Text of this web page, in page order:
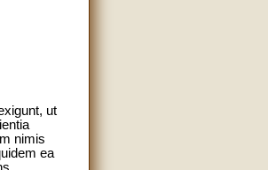
ut
nimis
ea